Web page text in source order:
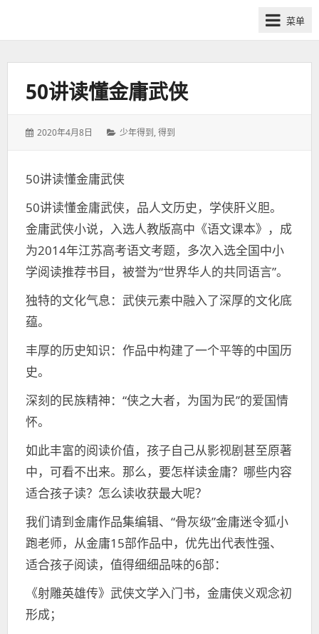
筹
群-
菜单
50讲读懂金庸武侠
发
2020年4月8日
分
少年得到 ,得到
50讲读懂金庸武侠
50讲读懂金庸武侠，品人文历史，学侠肝义胆。
金庸武侠小说，入选人教版高中《语文课本》，成
为2014年江苏高考语文考题，多次入选全国中小
学阅读推荐书目，被誉为“世界华人的共同语言”。
独特的文化气息：武侠元素中融入了深厚的文化底
蕴。
丰厚的历史知识：作品中构建了一个平等的中国历
史。
深刻的民族精神：“侠之大者，为国为民”的爱国情
怀。
如此丰富的阅读价值，孩子自己从影视剧甚至原著
中，可看不出来。那么，要怎样读金庸？哪些内容
适合孩子读？怎么读收获最大呢？
我们请到金庸作品集编辑、“骨灰级”金庸迷令狐小
跑老师，从金庸15部作品中，优先出代表性强、
适合孩子阅读，值得细细品味的6部：
《射雕英雄传》武侠文学入门书，金庸侠义观念初
形成；